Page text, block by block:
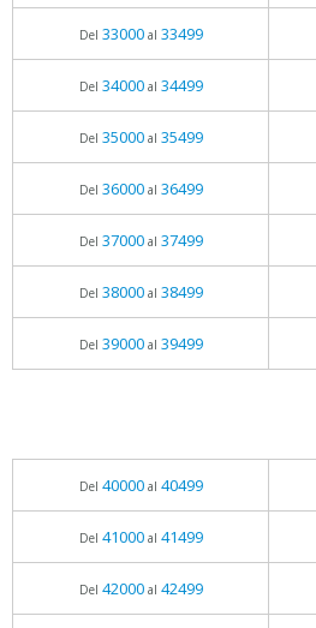
Del 33000al 33499
Del 34000al 34499
Del 35000al 35499
Del 36000al 36499
Del 37000al 37499
Del 38000al 38499
Del 39000al 39499
Del 40000al 40499
Del 41000al 41499
Del 42000al 42499